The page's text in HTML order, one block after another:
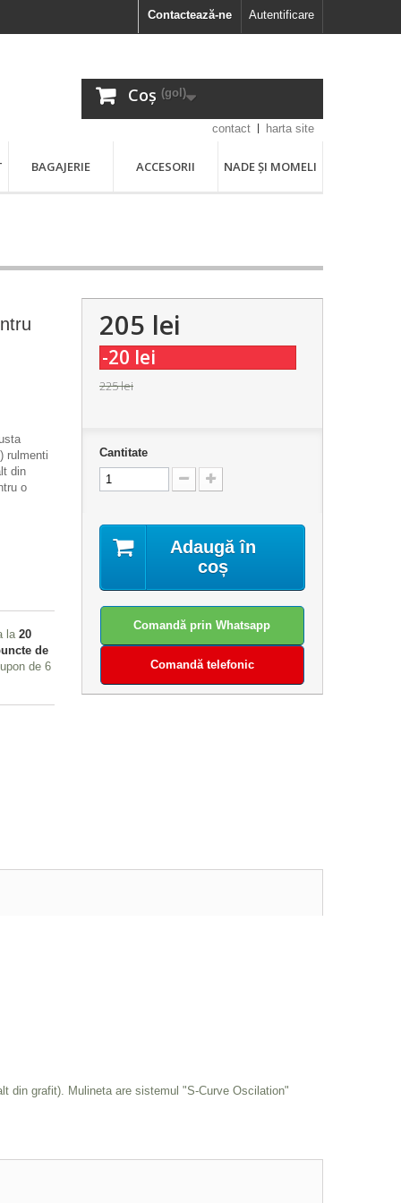
Autentificare
Contactează-ne
Coș (gol)
contact harta site
BAGAJERIE ACCESORII NADE ȘI MOMELI
rulmenti
din
o
la 20
de
de 6
205 lei
-20 lei
225 lei
Cantitate
Adaugă în
coș
Comandă prin Whatsapp
Comandă telefonic
din grafit). Mulineta are sistemul "S-Curve Oscilation"